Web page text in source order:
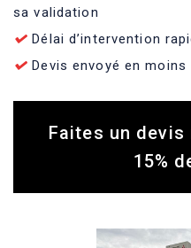
sa validation
Délai d’intervention
Devis envoyé en moins
Faites un
15%